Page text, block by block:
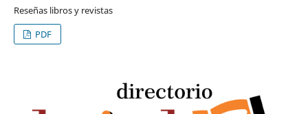
Reseñas libros y revistas
PDF